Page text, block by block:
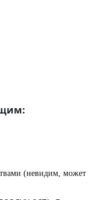
(невидим, может